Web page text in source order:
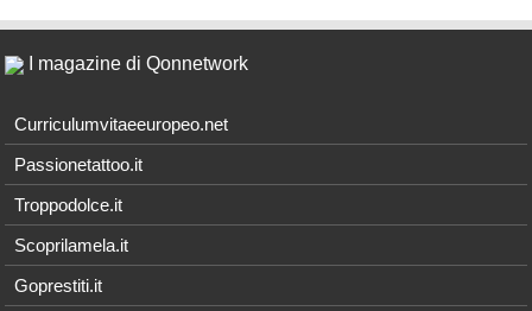
I magazine di Qonnetwork
Curriculumvitaeeuropeo.net
Passionetattoo.it
Troppodolce.it
Scoprilamela.it
Goprestiti.it